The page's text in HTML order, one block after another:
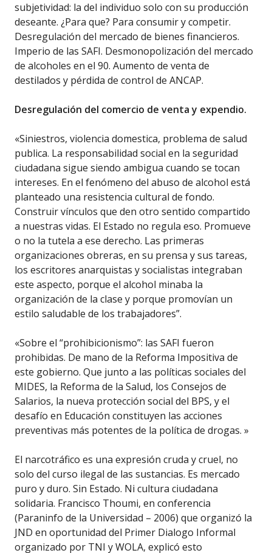
subjetividad: la del individuo solo con su producción
deseante. ¿Para que? Para consumir y competir.
Desregulación del mercado de bienes financieros.
Imperio de las SAFI. Desmonopolización del mercado
de alcoholes en el 90. Aumento de venta de
destilados y pérdida de control de ANCAP.
Desregulación del comercio de venta y expendio.
«Siniestros, violencia domestica, problema de salud
publica. La responsabilidad social en la seguridad
ciudadana sigue siendo ambigua cuando se tocan
intereses. En el fenómeno del abuso de alcohol está
planteado una resistencia cultural de fondo.
Construir vínculos que den otro sentido compartido
a nuestras vidas. El Estado no regula eso. Promueve
o no la tutela a ese derecho. Las primeras
organizaciones obreras, en su prensa y sus tareas,
los escritores anarquistas y socialistas integraban
este aspecto, porque el alcohol minaba la
organización de la clase y porque promovían un
estilo saludable de los trabajadores”.
«Sobre el “prohibicionismo”: las SAFI fueron
prohibidas. De mano de la Reforma Impositiva de
este gobierno. Que junto a las políticas sociales del
MIDES, la Reforma de la Salud, los Consejos de
Salarios, la nueva protección social del BPS, y el
desafío en Educación constituyen las acciones
preventivas más potentes de la política de drogas. »
El narcotráfico es una expresión cruda y cruel, no
solo del curso ilegal de las sustancias. Es mercado
puro y duro. Sin Estado. Ni cultura ciudadana
solidaria. Francisco Thoumi, en conferencia
(Paraninfo de la Universidad – 2006) que organizó la
JND en oportunidad del Primer Dialogo Informal
organizado por TNI y WOLA, explicó esto